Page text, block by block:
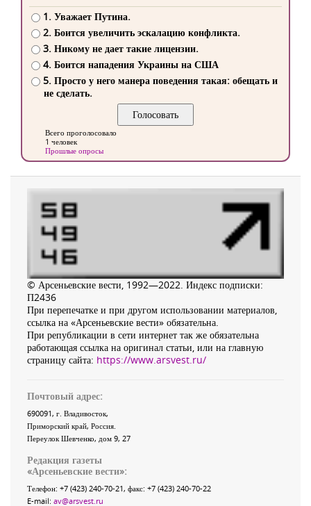
1. Уважает Путина.
2. Боится увеличить эскалацию конфликта.
3. Никому не дает такие лицензии.
4. Боится нападения Украины на США
5. Просто у него манера поведения такая: обещать и
не сделать.
Всего проголосовало
1 человек
Прошлые опросы
© Арсеньевские вести, 1992—2022. Индекс подписки:
П2436
При перепечатке и при другом использовании материалов,
ссылка на «Арсеньевские вести» обязательна.
При републикации в сети интернет так же обязательна
работающая ссылка на оригинал статьи, или на главную
страницу сайта: https://www.arsvest.ru/
Почтовый адрес:
690091, г. Владивосток,
Приморский край, Россия
Переулок Шевченко, дом 9, 27
Редакция газеты
«Арсеньевские вести»:
Телефон: +7 (423) 240-70-21, факс: +7 (423) 240-70-22
E-mail: av@arsvest.ru